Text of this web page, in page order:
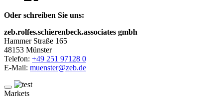
Oder schreiben Sie uns:
zeb.rolfes.schierenbeck.associates gmbh
Hammer Straße 165
48153 Münster
Telefon: +49 251 97128 0
E-Mail: muenster@zeb.de
Markets